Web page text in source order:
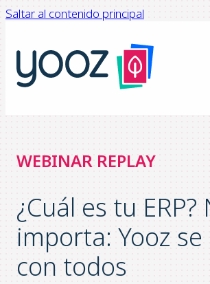
Saltar al contenido principal
WEBINAR REPLAY
¿Cuál es tu ERP?
importa: Yooz
con todos